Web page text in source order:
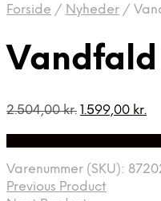
Forside / Nyheder /
Vandfald
2.504,00kr. Den
2.504,00 kr..
1.599,00 kr.
Varenummer (SKU):
Previous Product